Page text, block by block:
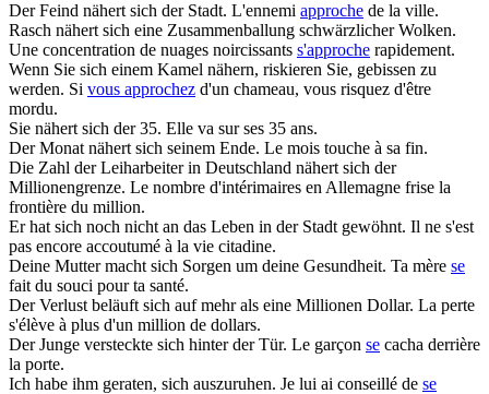
Der Feind nähert sich der Stadt. L'ennemi approche de la ville.
Rasch nähert sich eine Zusammenballung schwärzlicher Wolken.
Une concentration de nuages noircissants s'approche rapidement.
Wenn Sie sich einem Kamel nähern, riskieren Sie, gebissen zu
werden. Si vous approchez d'un chameau, vous risquez d'être
mordu.
Sie nähert sich der 35. Elle va sur ses 35 ans.
Der Monatnähert sich seinem Ende. Le mois touche à sa fin.
Die Zahl der Leiharbeiter in Deutschland nähert sich der
Millionengrenze. Le nombre d'intérimaires en Allemagne frise la
frontière du million.
Er hatsich noch nicht an das Leben in der Stadt gewöhnt. Il ne s'est
pas encore accoutumé à la vie citadine.
Deine Mutter machtsich Sorgen um deine Gesundheit. Ta mère se
fait du souci pour ta santé.
Der Verlust beläuftsich auf mehr als eine Millionen Dollar. La perte
s'élève à plus d'un million de dollars.
Der Junge versteckte sich hinter der Tür. Le garçon se cacha derrière
la porte.
Ich habe ihm geraten, sich auszuruhen. Je lui ai conseillé de se